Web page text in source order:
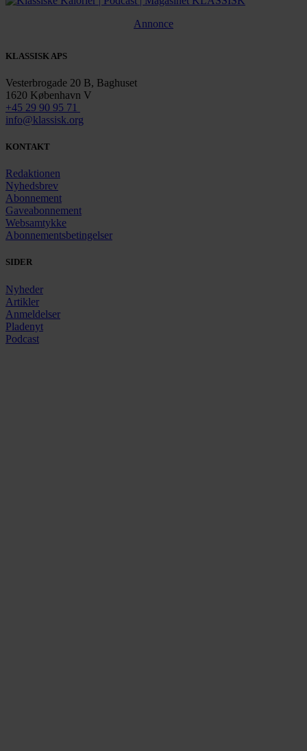
Annonce
KLASSISK APS
Vesterbrogade 20 B, Baghuset
1620 København V
+45 29 90 95 71
info@klassisk.org
KONTAKT
Redaktionen
Nyhedsbrev
Abonnement
Gaveabonnement
Websamtykke
Abonnementsbetingelser
SIDER
Nyheder
Artikler
Anmeldelser
Pladenyt
Podcast